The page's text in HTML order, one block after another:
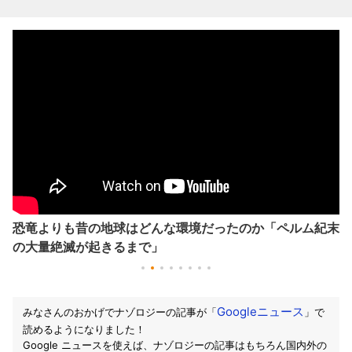
恐竜よりも昔の地球はどんな環境だったのか「ペルム紀末
の大量絶滅が起きるまで」
みなさんのおかげでナゾロジーの記事が「Googleニュース 」で
読めるようになりました！
Google ニュースを使えば、ナゾロジーの記事はもちろん国内外の